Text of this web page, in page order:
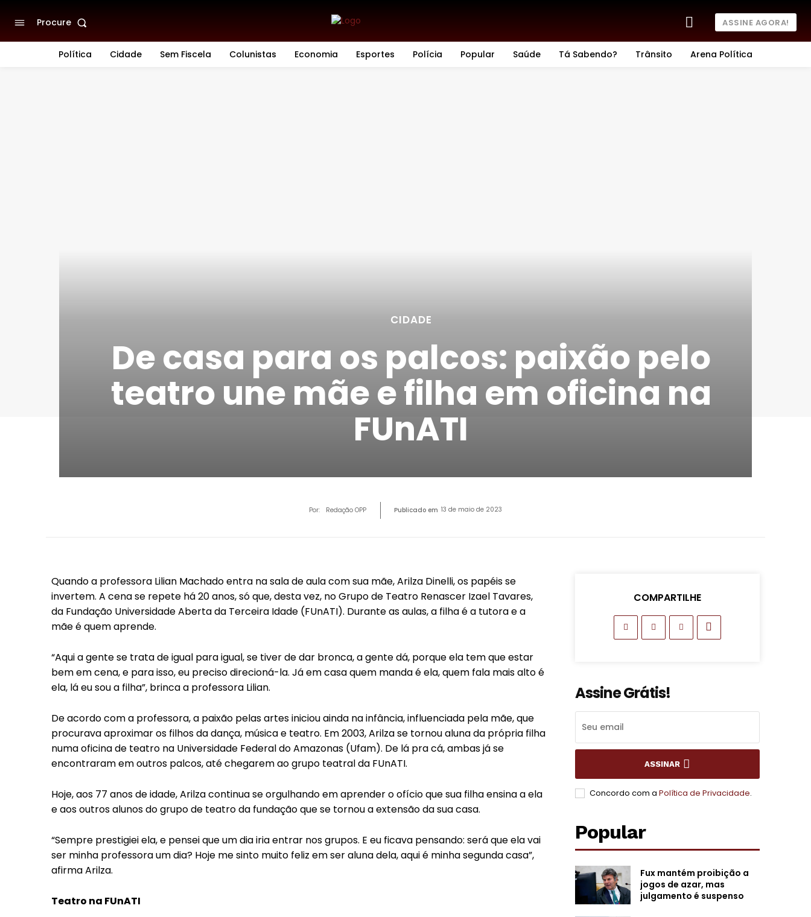
Procure ASSINE AGORA!
Política Cidade Sem Fiscela Colunistas Economia Esportes Polícia Popular Saúde Tá Sabendo? Trânsito Arena Política
CIDADE
De casa para os palcos: paixão pelo
teatro une mãe e filha em oficina na
FUnATI
Por: Redação OPP Publicado em 13 de maio de 2023
Quando a professora Lilian Machado entra na sala de aula com sua mãe, Arilza Dinelli, os papéis se
invertem. A cena se repete há 20 anos, só que, desta vez, no Grupo de Teatro Renascer Izael Tavares,
da Fundação Universidade Aberta da Terceira Idade (FUnATI). Durante as aulas, a filha é a tutora e a
mãe é quem aprende.
“Aqui a gente se trata de igual para igual, se tiver de dar bronca, a gente dá, porque ela tem que estar
bem em cena, e para isso, eu preciso direcioná-la. Já em casa quem manda é ela, quem fala mais alto é
ela, lá eu sou a filha”, brinca a professora Lilian.
De acordo com a professora, a paixão pelas artes iniciou ainda na infância, influenciada pela mãe, que
procurava aproximar os filhos da dança, música e teatro. Em 2003, Arilza se tornou aluna da própria filha
numa oficina de teatro na Universidade Federal do Amazonas (Ufam). De lá pra cá, ambas já se
encontraram em outros palcos, até chegarem ao grupo teatral da FUnATI.
Hoje, aos 77 anos de idade, Arilza continua se orgulhando em aprender o ofício que sua filha ensina a ela
e aos outros alunos do grupo de teatro da fundação que se tornou a extensão da sua casa.
“Sempre prestigiei ela, e pensei que um dia iria entrar nos grupos. E eu ficava pensando: será que ela vai
ser minha professora um dia? Hoje me sinto muito feliz em ser aluna dela, aqui é minha segunda casa”,
afirma Arilza.
Teatro na FUnATI
COMPARTILHE
Assine Grátis!
ASSINAR
Concordo com a Política de Privacidade.
Popular
Fux mantém proibição a
jogos de azar, mas
julgamento é suspenso